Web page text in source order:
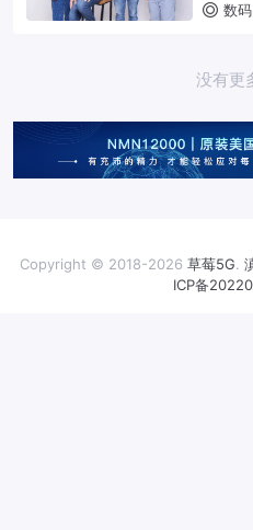
数码
没有更
Copyright © 2018-2026 草莓5G.
ICP备